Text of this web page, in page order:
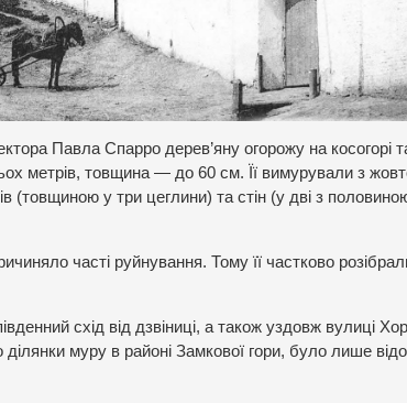
Павла Спарро дерев’яну огорожу на косогорі
метрів, товщина — до 60 см. Її вимурували з
(товщиною у три цеглини) та стін (у дві з
часті руйнування. Тому її частково
схід від дзвіниці, а також уздовж вулиці
ділянки муру в районі Замкової гори, було лише